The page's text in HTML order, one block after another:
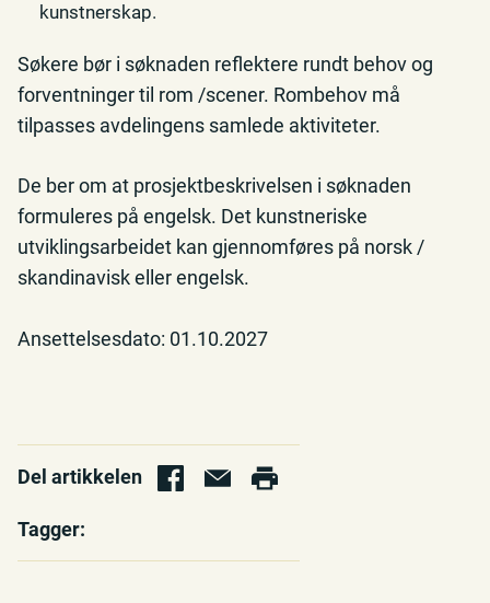
kunstnerskap.
Søkere bør i søknaden reflektere rundt behov og
forventninger til rom /scener. Rombehov må
tilpasses avdelingens samlede aktiviteter.
De ber om at prosjektbeskrivelsen i søknaden
formuleres på engelsk. Det kunstneriske
utviklingsarbeidet kan gjennomføres på norsk /
skandinavisk eller engelsk.
Ansettelsesdato: 01.10.2027
Del artikkelen
Tagger: